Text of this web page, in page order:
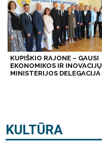
KUPIŠKIO RAJONE – GAUSI
EKONOMIKOS IR INOVACIJŲ
MINISTERIJOS DELEGACIJA
KULTŪRA